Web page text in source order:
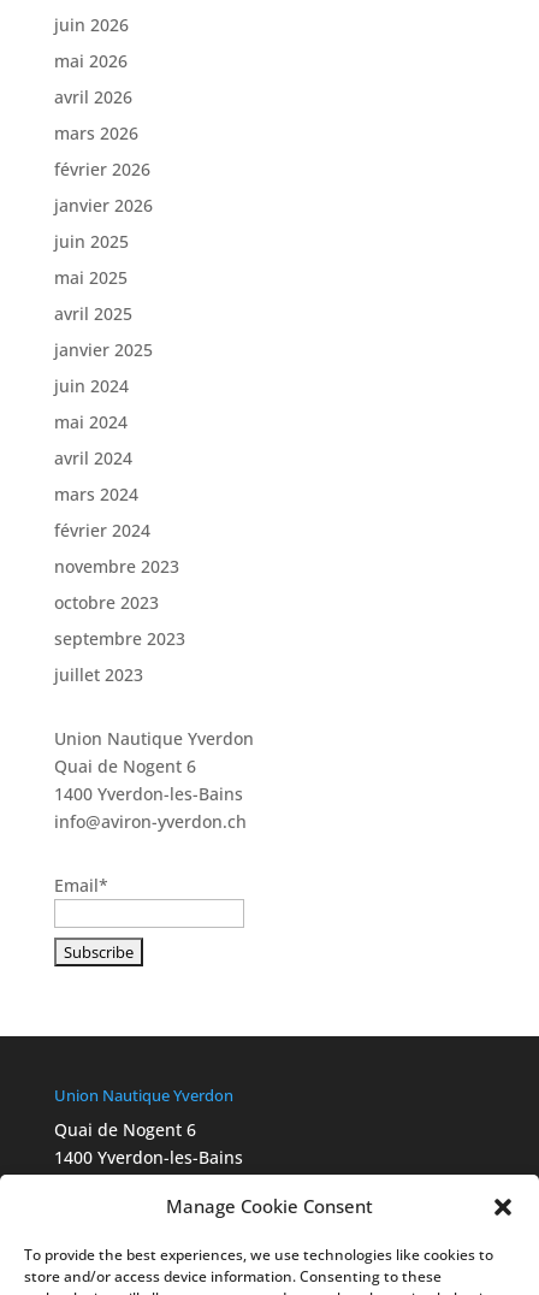
Manage Cookie Consent
To provide the best experiences, we use technologies like cookies to
store and/or access device information. Consenting to these
juin 2026
mai 2026
avril 2026
mars 2026
février 2026
janvier 2026
juin 2025
mai 2025
avril 2025
janvier 2025
juin 2024
mai 2024
avril 2024
mars 2024
février 2024
novembre 2023
octobre 2023
septembre 2023
juillet 2023
Union Nautique Yverdon
Quai de Nogent 6
1400 Yverdon-les-Bains
info@aviron-yverdon.ch
Email*
Union Nautique Yverdon
Quai de Nogent 6
1400 Yverdon-les-Bains
Chartes Swiss Olympic
Ethik-Statut 2022_final_Webversion_FR
Legal